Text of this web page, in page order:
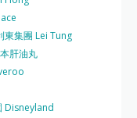
東集團 Lei Tung
肝油丸
Disneyland